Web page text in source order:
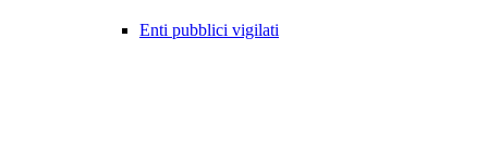
Enti pubblici vigilati